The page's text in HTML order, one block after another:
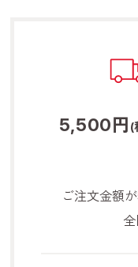
5,500円 (
ご注文金額